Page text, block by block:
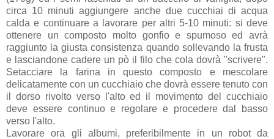
circa 10 minuti aggiungere anche due cucchiai di acqua
calda e continuare a lavorare per altri 5-10 minuti: si deve
ottenere un composto molto gonfio e spumoso ed avrà
raggiunto la giusta consistenza quando sollevando la frusta
e lasciandone cadere un pò il filo che cola dovrà "scrivere".
Setacciare la farina in questo composto e mescolare
delicatamente con un cucchiaio che dovrà essere tenuto con
il dorso rivolto verso l'alto ed il movimento del cucchiaio
deve essere continuo e regolare e procedere dal basso
verso l'alto.
Lavorare ora gli albumi, preferibilmente in un robot da